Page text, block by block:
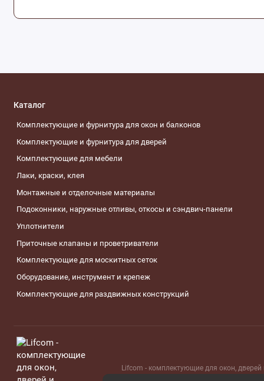
Каталог
Комплектующие и фурнитура для окон и балконов
Комплектующие и фурнитура для дверей
Комплектующие для мебели
Лаки, краски, клея
Монтажные и отделочные материалы
Подоконники, наружные отливы, откосы и сэндвич-панели
Уплотнители
Приточные клапаны и проветриватели
Комплектующие для москитных сеток
Оборудование, инструмент и крепеж
Комплектующие для раздвижных конструкций
Lifcom - комплектующие для окон, дверей